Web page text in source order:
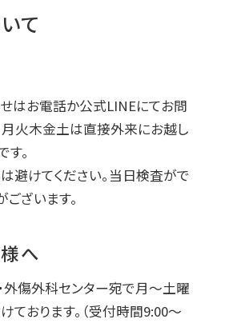
なりました。鎖骨の手術では
トを使用する方法があります
ほどの傷ができ、治りが遅
した。そこで、ワイヤーを使
む術式を採用し、当初3カ所
のを2カ所に改良しました。こ
の間で口コミとなり、関東か
ました。
果が大切な要素の一つです。
の早さが期待されることか
で評判となり、多くの方が私
て
はお電話か公式LINEにてお問
月火木金土は直接外来にお越し
。
避けてください。当日検査がで
ざいます。
へ
外傷外科センター宛で月〜土曜
ております。（受付時間9:00〜